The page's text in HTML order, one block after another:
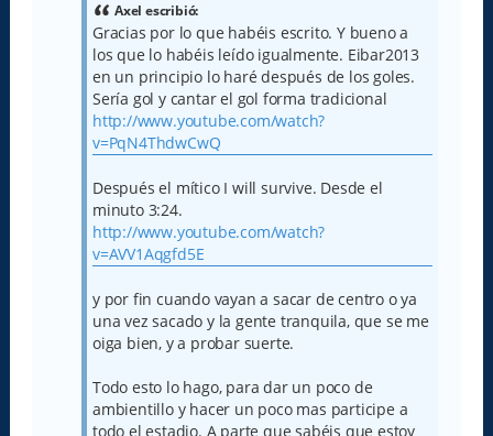
Axel escribió:
Gracias por lo que habéis escrito. Y bueno a
los que lo habéis leído igualmente. Eibar2013
en un principio lo haré después de los goles.
Sería gol y cantar el gol forma tradicional
http://www.youtube.com/watch?
v=PqN4ThdwCwQ
Después el mítico I will survive. Desde el
minuto 3:24.
http://www.youtube.com/watch?
v=AVV1Aqgfd5E
y por fin cuando vayan a sacar de centro o ya
una vez sacado y la gente tranquila, que se me
oiga bien, y a probar suerte.
Todo esto lo hago, para dar un poco de
ambientillo y hacer un poco mas participe a
todo el estadio. A parte que sabéis que estoy